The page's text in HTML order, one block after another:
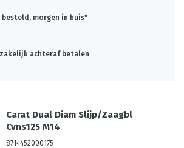
besteld, morgen in huis*
achteraf betalen
Carat Dual Diam Slijp/Zaagbl
Cvns125 M14
8714452000175